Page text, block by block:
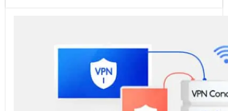
VPN 콘센트레이터가 사용하는 프로토콜은 무엇인가요?
VPN 콘센트레이터가 필요한 시기는 언제인가요?
VPN 콘센트레이터 사용의 이점